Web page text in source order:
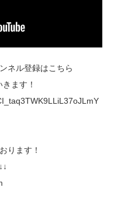
ネル登録はこちら
ます！
ります！